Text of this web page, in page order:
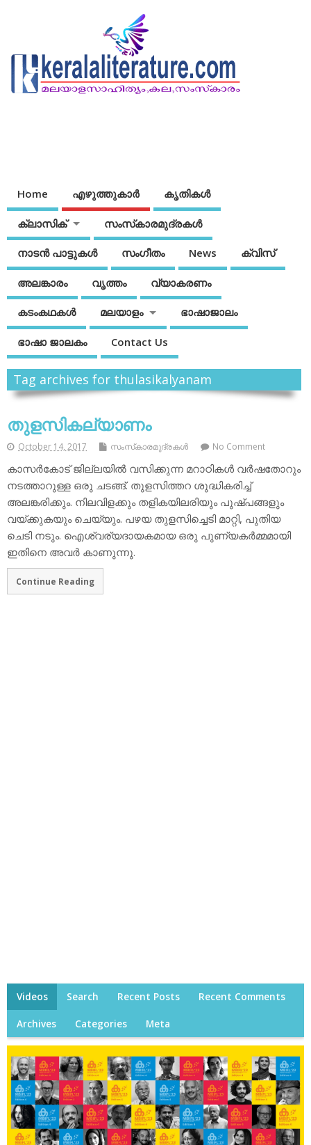
Home എഴുത്തുകാര്‍ കൃതികൾ
ക്ലാസിക് സംസ്‌കാരമുദ്രകള്‍
നാടന്‍ പാട്ടുകള്‍ സംഗീതം News ക്വിസ്
അലങ്കാരം വൃത്തം വ്യാകരണം
കടംകഥകള്‍ മലയാളം ഭാഷാജാലം
ഭാഷാ ജാലകം Contact Us
Tag archives for thulasikalyanam
തുളസികല്യാണം
October 14, 2017 സംസ്‌കാരമുദ്രകള്‍ No Comment
കാസര്‍കോട് ജില്ലയില്‍ വസിക്കുന്ന മറാഠികള്‍ വര്‍ഷതോറും
നടത്താറുള്ള ഒരു ചടങ്ങ്. തുളസിത്തറ ശുദ്ധികരിച്ച്
അലങ്കരിക്കും. നിലവിളക്കും തളികയിലരിയും പുഷ്പങ്ങളും
വയ്ക്കുകയും ചെയ്യും. പഴയ തുളസിച്ചെടി മാറ്റി, പുതിയ
ചെടി നടും. ഐശ്വര്യദായകമായ ഒരു പുണ്യകര്‍മ്മമായി
ഇതിനെ അവര്‍ കാണുന്നു.
Continue Reading
Videos Search Recent Posts Recent Comments
Archives Categories Meta